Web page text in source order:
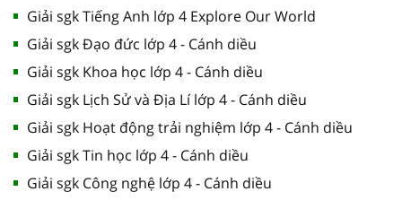
Giải sgk Tiếng Anh lớp 4 Explore Our World
Giải sgk Đạo đức lớp 4 - Cánh diều
Giải sgk Khoa học lớp 4 - Cánh diều
Giải sgk Lịch Sử và Địa Lí lớp 4 - Cánh diều
Giải sgk Hoạt động trải nghiệm lớp 4 - Cánh diều
Giải sgk Tin học lớp 4 - Cánh diều
Giải sgk Công nghệ lớp 4 - Cánh diều